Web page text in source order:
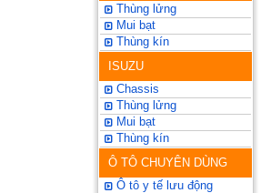
Thùng lửng
Mui bạt
Thùng kín
ISUZU
Chassis
Thùng lửng
Mui bạt
Thùng kín
Ô TÔ CHUYÊN DÙNG
Ô tô y tế lưu động